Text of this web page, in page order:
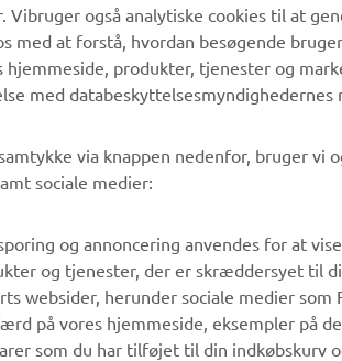
Vibruger også analytiske cookies til at
med at forstå, hvordan besøgende
hjemmeside, produkter, tjenester og
med
via knappen nedenfor, bruger vi
sociale medier:
og annoncering anvendes for at
og tjenester, der er skræddersyet til
websider, herunder sociale medier som
på vores hjemmeside, eksempler på
som du har tilføjet til din indkøbskurv